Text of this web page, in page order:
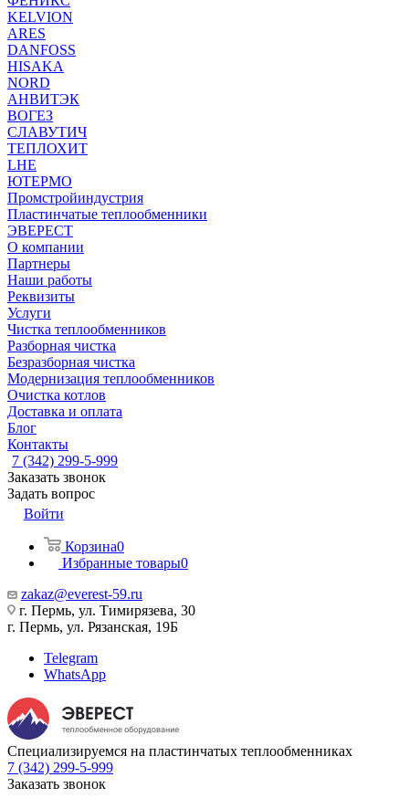
KELVION
ARES
DANFOSS
HISAKA
NORD
АНВИТЭК
ВОГЕЗ
СЛАВУТИЧ
ТЕПЛОХИТ
LHE
ЮТЕРМО
Промстройиндустрия
Пластинчатые теплообменники
ЭВЕРЕСТ
О компании
Партнеры
Наши работы
Реквизиты
Услуги
Чистка теплообменников
Разборная чистка
Безразборная чистка
Модернизация теплообменников
Очистка котлов
Доставка и оплата
Блог
Контакты
7 (342) 299-5-999
Заказать звонок
Задать вопрос
Войти
Корзина0
Избранные товары0
zakaz@everest-59.ru
г. Пермь, ул. Тимирязева, 30
г. Пермь, ул. Рязанская, 19Б
Telegram
WhatsApp
Специализируемся на пластинчатых теплообменниках
7 (342) 299-5-999
Заказать звонок